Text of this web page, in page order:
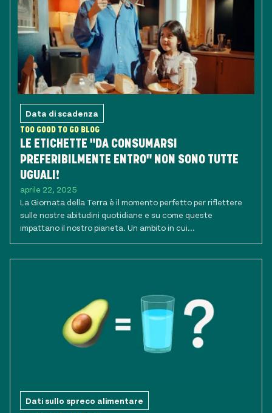
Data di scadenza
TOO GOOD TO GO BLOG
LE ETICHETTE "DA CONSUMARSI
PREFERIBILMENTE ENTRO" NON SONO TUTTE
UGUALI!
aprile 22, 2025
La Giornata della Terra è il momento perfetto per riflettere
sulle nostre abitudini quotidiane e su come queste
impattano il nostro pianeta. Un ambito in cui...
Dati sullo spreco alimentare